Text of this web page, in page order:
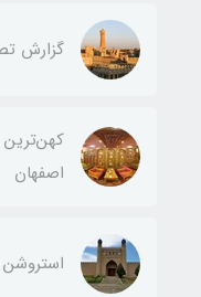
گزارش
کهن‌ترین
اصفهان